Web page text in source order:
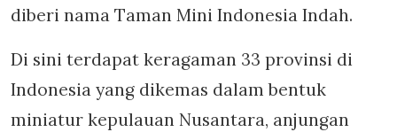
diberi nama Taman Mini Indonesia Indah.
Di sini terdapat keragaman 33 provinsi di
Indonesia yang dikemas dalam bentuk
miniatur kepulauan Nusantara, anjungan